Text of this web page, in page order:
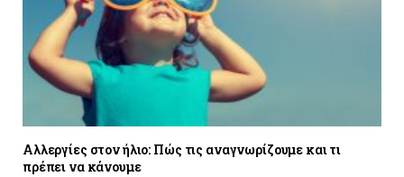
Αλλεργίες στον ήλιο: Πώς τις αναγνωρίζουμε και τι
πρέπει να κάνουμε